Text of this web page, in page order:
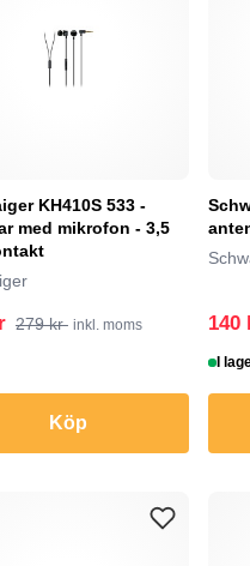
KH410S 533 -
med mikrofon - 3,5
279 kr inkl. moms
Köp
140
I